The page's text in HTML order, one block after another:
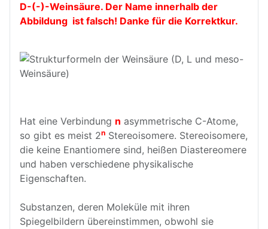
D-(-)-Weinsäure. Der Name innerhalb der
Abbildung ist falsch! Danke für die Korrektkur.
Hat eine Verbindung n asymmetrische C-Atome,
so gibt es meist 2n Stereoisomere. Stereoisomere,
die keine Enantiomere sind, heißen Diastereomere
und haben verschiedene physikalische
Eigenschaften.
Substanzen, deren Moleküle mit ihren
Spiegelbildern übereinstimmen, obwohl sie